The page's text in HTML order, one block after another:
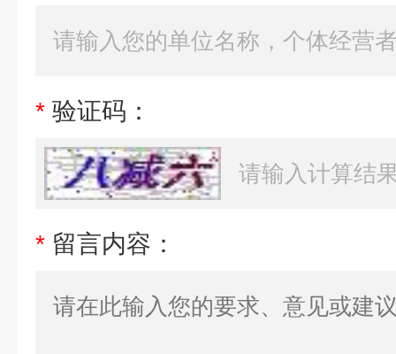
* 验证码：
* 留言内容：